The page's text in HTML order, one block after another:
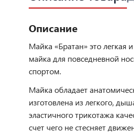
Описание
Майка «Братан» это легкая
майка для повседневной
спортом.
Майка обладает
изготовлена из легкого,
эластичного трикотажа
счет чего не стесняет